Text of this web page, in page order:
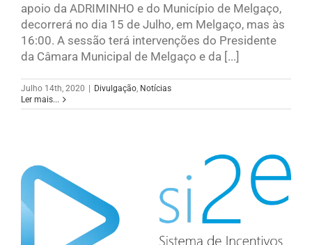
apoio da ADRIMINHO e do Município de Melgaço,
decorrerá no dia 15 de Julho, em Melgaço, mas às
16:00. A sessão terá intervenções do Presidente
da Câmara Municipal de Melgaço e da [...]
Julho 14th, 2020 | Divulgação Notícias
Ler mais...